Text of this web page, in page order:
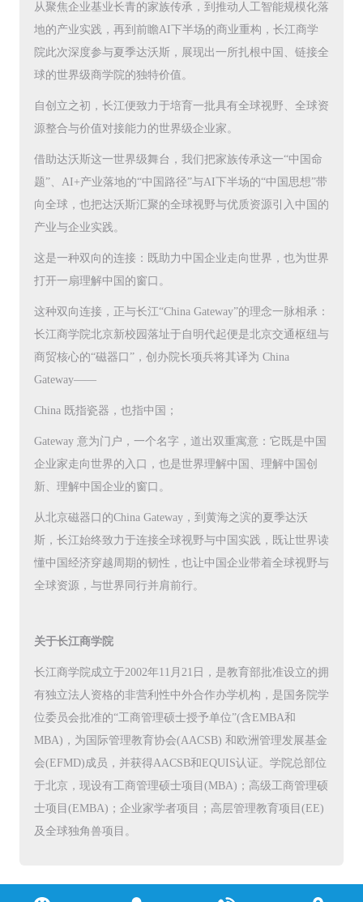
从聚焦企业基业长青的家族传承，到推动人工智能规模化落
地的产业实践，再到前瞻AI下半场的商业重构，长江商学
院此次深度参与夏季达沃斯，展现出一所扎根中国、链接全
球的世界级商学院的独特价值。
自创立之初，长江便致力于培育一批具有全球视野、全球资
源整合与价值对接能力的世界级企业家。
借助达沃斯这一世界级舞台，我们把家族传承这一“中国命
题”、AI+产业落地的“中国路径”与AI下半场的“中国思想”带
向全球，也把达沃斯汇聚的全球视野与优质资源引入中国的
产业与企业实践。
这是一种双向的连接：既助力中国企业走向世界，也为世界
打开一扇理解中国的窗口。
这种双向连接，正与长江“China Gateway”的理念一脉相承：
长江商学院北京新校园落址于自明代起便是北京交通枢纽与
商贸核心的“磁器口”，创办院长项兵将其译为 China
Gateway——
China 既指瓷器，也指中国；
Gateway 意为门户，一个名字，道出双重寓意：它既是中国
企业家走向世界的入口，也是世界理解中国、理解中国创
新、理解中国企业的窗口。
从北京磁器口的China Gateway，到黄海之滨的夏季达沃
斯，长江始终致力于连接全球视野与中国实践，既让世界读
懂中国经济穿越周期的韧性，也让中国企业带着全球视野与
全球资源，与世界同行并肩前行。
关于长江商学院
长江商学院成立于2002年11月21日，是教育部批准设立的拥
有独立法人资格的非营利性中外合作办学机构，是国务院学
位委员会批准的“工商管理硕士授予单位”(含EMBA和
MBA)，为国际管理教育协会(AACSB) 和欧洲管理发展基金
会(EFMD)成员，并获得AACSB和EQUIS认证。学院总部位
于北京，现设有工商管理硕士项目(MBA)；高级工商管理硕
士项目(EMBA)；企业家学者项目；高层管理教育项目(EE)
及全球独角兽项目。